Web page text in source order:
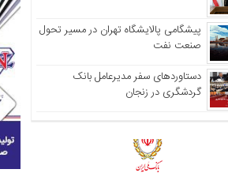
پیشگامی پالایشگاه تهران در مسیر تحول
صنعت نفت
دستاوردهای سفر مدیرعامل بانک
گردشگری در زنجان